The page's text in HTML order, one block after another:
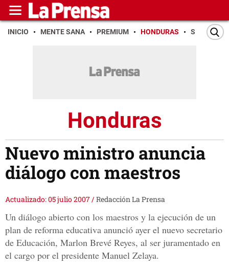
INICIO MENTE SANA PREMIUM HONDURAS SAN PEDRO
Honduras
Nuevo ministro anuncia
diálogo con maestros
Actualizado: 05 julio 2007/Redacción La Prensa
Un diálogo abierto con los maestros y la ejecución de un
plan de reforma educativa anunció ayer el nuevo secretario
de Educación, Marlon Brevé Reyes, al ser juramentado en
el cargo por el presidente Manuel Zelaya.